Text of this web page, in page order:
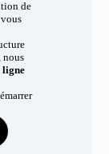
de
nous
ligne